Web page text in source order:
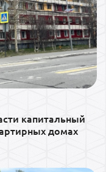
капитальный
домах